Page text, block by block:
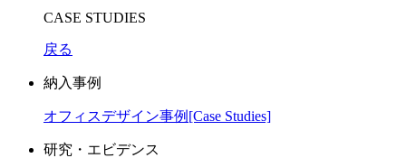
CASE STUDIES
戻る
納入事例
オフィスデザイン事例[Case Studies]
研究・エビデンス